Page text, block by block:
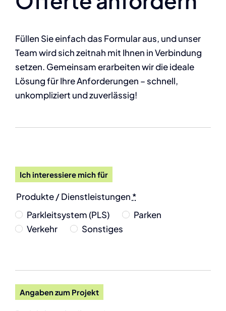
Füllen Sie einfach das Formular aus, und unser
Team wird sich zeitnah mit Ihnen in Verbindung
setzen. Gemeinsam erarbeiten wir die ideale
Lösung für Ihre Anforderungen – schnell,
unkompliziert und zuverlässig!
Ich interessiere mich für
Produkte / Dienstleistungen *
Parkleitsystem (PLS)
Parken
Verkehr
Sonstiges
Angaben zum Projekt